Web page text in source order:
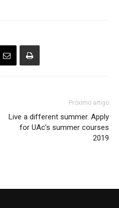
Próximo artigo
Live a different summer. Apply
for UAc’s summer courses
2019